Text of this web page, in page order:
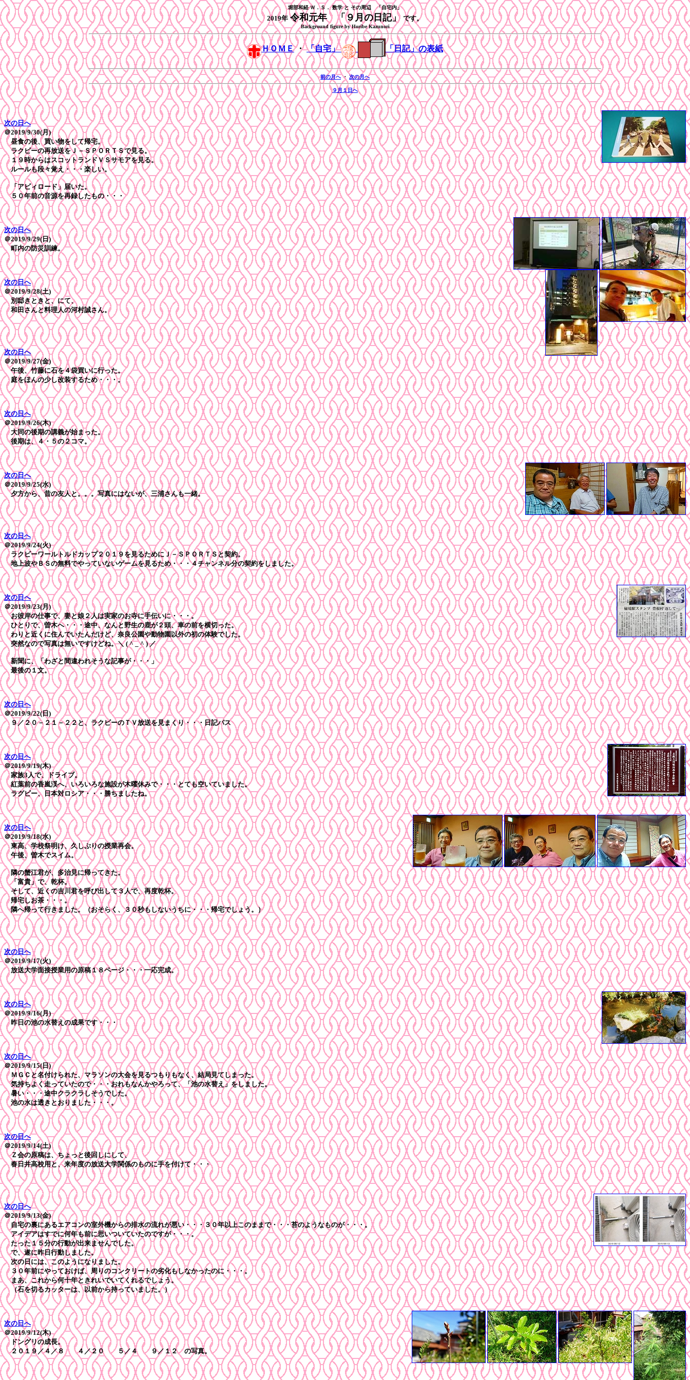
堀部和経 Ｗ．Ｓ． 数学 と その周辺 「自宅内」
2019年 令和元年 「９月の日記」 です。
Background figure by Horibe Kazunori
ＨＯＭＥ・「自宅」 「日記」の表紙
前の月へ ・ 次の月へ
９月１日へ
次の日へ
＠2019/9/30(月)
昼食の後、買い物をして帰宅。
ラクビーの再放送をＪ－ＳＰＯＲＴＳで見る。
１９時からはスコットランドＶＳサモアを見る。
ルールも段々覚え・・・楽しい。
「アビィロード」届いた。
５０年前の音源を再録したもの・・・
次の日へ
＠2019/9/29(日)
町内の防災訓練。
次の日へ
＠2019/9/28(土)
別邸きときと、にて、
和田さんと料理人の河村誠さん。
次の日へ
＠2019/9/27(金)
午後、竹藤に石を４袋買いに行った。
庭をほんの少し改装するため・・・。
次の日へ
＠2019/9/26(木)
大同の後期の講義が始まった。
後期は、４・５の２コマ。
次の日へ
＠2019/9/25(水)
夕方から、昔の友人と。。。写真にはないが、三浦さんも一緒。
次の日へ
＠2019/9/24(火)
ラクビーワールトルドカップ２０１９を見るためにＪ－ＳＰＯＲＴＳと契約。
地上波やＢＳの無料でやっていないゲームを見るため・・・４チャンネル分の契約をしました。
次の日へ
＠2019/9/23(月)
お彼岸の仕事で、妻と娘２人は実家のお寺に手伝いに・・・。
ひとりで、曽木へ・・・途中、なんと野生の鹿が２頭、車の前を横切った。
わりと近くに住んでいたんだけど、奈良公園や動物園以外の初の体験でした。
突然なので写真は無いですけどね。＼ ( ^ _ ^ ) ／
新聞に、「わざと間違われそうな記事が・・・」
最後の１文。
次の日へ
＠2019/9/22(日)
９／２０－２１－２２と、ラクビーのＴＶ放送を見まくり・・・日記パス
次の日へ
＠2019/9/19(木)
家族3人で、ドライブ。
紅葉前の香嵐渓へ、いろいろな施設が木曜休みで・・・とても空いていました。
ラグビー、日本対ロシア・・・勝ちましたね。
次の日へ
＠2019/9/18(水)
東高、学校祭明け、久しぷりの授業再会。
午後、曽木でスイム。
隣の蟹江君が、多治見に帰ってきた。
「富貴」で、乾杯。
そして、近くの吉川君を呼び出して３人で、再度乾杯。
帰宅しお茶・・・。
隣へ帰って行きました。（おそらく、３０秒もしないうちに・・・帰宅でしょう。）
次の日へ
＠2019/9/17(火)
放送大学面接授業用の原稿１８ページ・・・一応完成。
次の日へ
＠2019/9/16(月)
昨日の池の水替えの成果です・・・
次の日へ
＠2019/9/15(日)
ＭＧＣと名付けられた、マラソンの大会を見るつもりもなく、結局見てしまった。
気持ちよく走っていたので・・・おれもなんかやろって、「池の水替え」をしました。
暑い・・・途中クラクラしそうでした。
池の水は透きとおりました・・・。
次の日へ
＠2019/9/14(土)
Ｚ会の原稿は、ちょっと後回しにして、
春日井高校用と、来年度の放送大学関係のものに手を付けて・・・
次の日へ
＠2019/9/13(金)
自宅の裏にあるエアコンの室外機からの排水の流れが悪い・・・３０年以上このままで・・・苔のようなものが・・・。
アイデアはすでに何年も前に思いついていたのですが・・・。
たった１５分の行動が出来ませんでした。
で、遂に昨日行動しました。
次の日には、このようになりました。
３０年前にやっておけば、周りのコンクリートの劣化もしなかったのに・・・。
まあ、これから何十年ときれいでいてくれるでしょう。
（石を切るカッターは、以前から持っていました。）
次の日へ
＠2019/9/12(木)
ドングリの成長。
２０１９／４／８ ４／２０ ５／４ ９／１２ の写真。